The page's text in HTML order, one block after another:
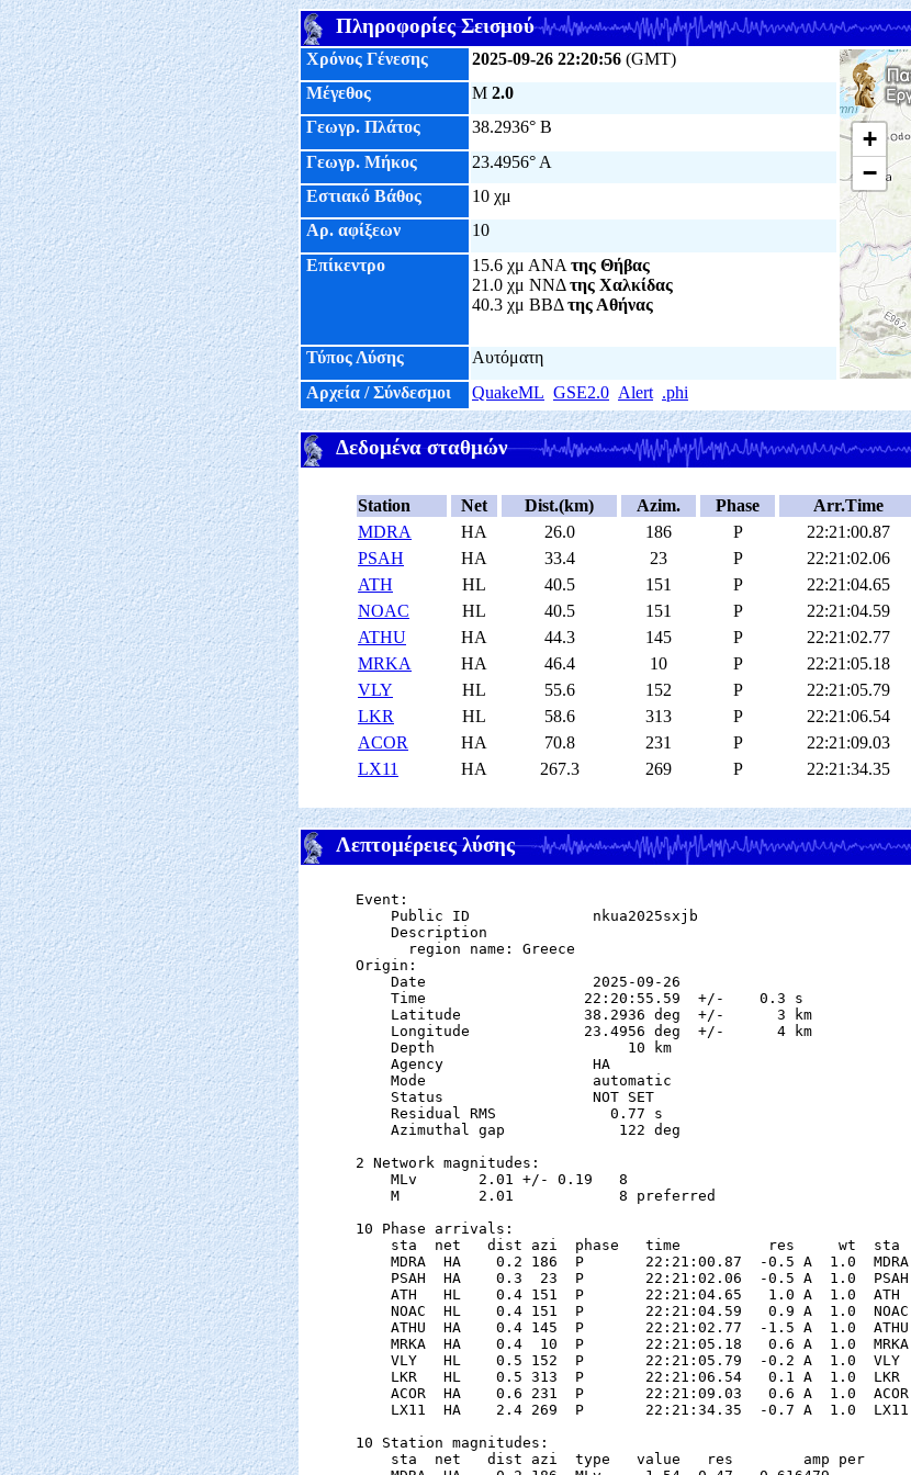
Πληροφορίες Σεισμού
Χρόνος Γένεσης 2025-09-26 22:20:56 (GMT)
+
−
Μέγεθος M 2.0
Γεωγρ. Πλάτος
38.2936° Β
Γεωγρ. Μήκος
23.4956° Α
Εστιακό Βάθος
10 χμ
Αρ. αφίξεων
10
Επίκεντρο
15.6 χμ ΑΝΑ της Θήβας
21.0 χμ ΝΝΔτης Χαλκίδας
40.3 χμ ΒΒΔτης Αθήνας
Τύπος Λύσης
Αυτόματη
Αρχεία / Σύνδεσμοι
QuakeML GSE2.0 Alert .phi
Δεδομένα σταθμών
Station Net Dist.(km) Azim. Phase Arr.Time
MDRA
HA 26.0 186 P 22:21:00.87
PSAH
HA 33.4 23 P 22:21:02.06
ATH
HL 40.5 151 P 22:21:04.65
NOAC
HL 40.5 151 P 22:21:04.59
ATHU
HA 44.3 145 P 22:21:02.77
MRKA
HA 46.4 10 P 22:21:05.18
VLY
HL 55.6 152 P 22:21:05.79
LKR
HL 58.6 313 P 22:21:06.54
ACOR
HA 70.8 231 P 22:21:09.03
LX11
HA 267.3 269 P 22:21:34.35
Λεπτομέρειες λύσης
Event:
    Public ID              nkua2025sxjb
    Description
      region name: Greece
Origin:
    Date                   2025-09-26
    Time                  22:20:55.59  +/-    0.3 s
    Latitude              38.2936 deg  +/-      3 km
    Longitude             23.4956 deg  +/-      4 km
    Depth                      10 km
    Agency                 HA
    Mode                   automatic
    Status                 NOT SET
    Residual RMS             0.77 s
    Azimuthal gap             122 deg
2 Network magnitudes:
    MLv       2.01 +/- 0.19   8
    M         2.01            8 preferred
10 Phase arrivals:
    sta  net   dist azi  phase   time          res     wt  sta
    MDRA  HA    0.2 186  P       22:21:00.87  -0.5 A  1.0  MDRA
    PSAH  HA    0.3  23  P       22:21:02.06  -0.5 A  1.0  PSAH
    ATH   HL    0.4 151  P       22:21:04.65   1.0 A  1.0  ATH
    NOAC  HL    0.4 151  P       22:21:04.59   0.9 A  1.0  NOAC
    ATHU  HA    0.4 145  P       22:21:02.77  -1.5 A  1.0  ATHU
    MRKA  HA    0.4  10  P       22:21:05.18   0.6 A  1.0  MRKA
    VLY   HL    0.5 152  P       22:21:05.79  -0.2 A  1.0  VLY
    LKR   HL    0.5 313  P       22:21:06.54   0.1 A  1.0  LKR
    ACOR  HA    0.6 231  P       22:21:09.03   0.6 A  1.0  ACOR
    LX11  HA    2.4 269  P       22:21:34.35  -0.7 A  1.0  LX11
10 Station magnitudes:
    sta  net   dist azi  type   value   res        amp per